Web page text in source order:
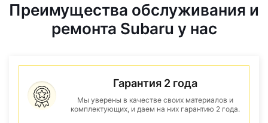
Преимущества обслуживания и
ремонта Subaru у нас
Гарантия 2 года
Мы уверены в качестве своих материалов и
комплектующих, и даем на них гарантию 2 года.